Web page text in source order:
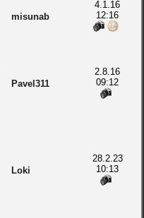
misunab
4.1.16
12:16
Pavel311
2.8.16
09:12
Loki
28.2.23
10:13